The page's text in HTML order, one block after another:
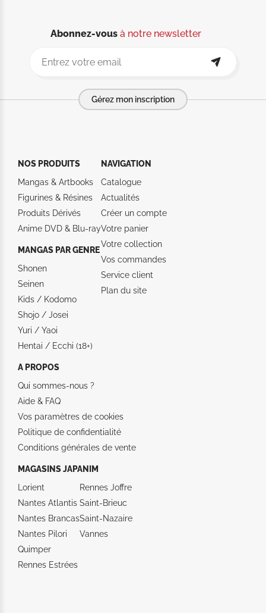
Abonnez-vousà notre newsletter
Gérez mon inscription
NOS PRODUITS
Mangas & Artbooks
Figurines & Résines
Produits Dérivés
Anime DVD & Blu‑ray
MANGAS PAR GENRE
Shonen
Seinen
Kids / Kodomo
Shojo / Josei
Yuri / Yaoi
Hentai / Ecchi (18+)
NAVIGATION
Catalogue
Actualités
Créer un compte
Votre panier
Votre collection
Vos commandes
Service client
Plan du site
A PROPOS
Qui sommes-nous ?
Aide & FAQ
Vos paramètres de cookies
Politique de confidentialité
Conditions générales de vente
MAGASINS JAPANIM
Lorient
Nantes Atlantis
Nantes Brancas
Nantes Pilori
Quimper
Rennes Estrées
Rennes Joffre
Saint-Brieuc
Saint-Nazaire
Vannes